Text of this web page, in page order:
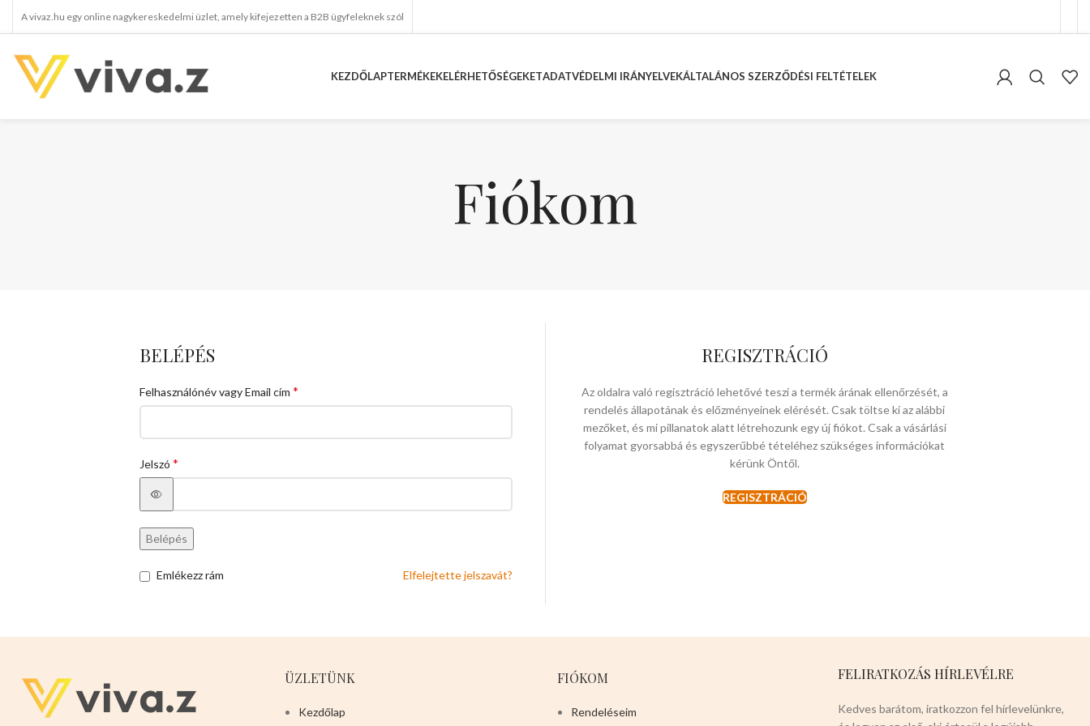
A vivaz.hu egy online nagykereskedelmi üzlet, amely kifejezetten a B2B ügyfeleknek szól
KEZDŐLAPTERMÉKEKELÉRHETŐSÉGEKETADATVÉDELMI IRÁNYELVEKÁLTALÁNOS SZERZŐDÉSI FELTÉTELEK
Fiókom
BELÉPÉS
Felhasználónév vagy Email cím *
Jelszó *
Belépés
Elfelejtette jelszavát?
Emlékezz rám
REGISZTRÁCIÓ
Az oldalra való regisztráció lehetővé teszi a termék árának ellenőrzését, a
rendelés állapotának és előzményeinek elérését. Csak töltse ki az alábbi
mezőket, és mi pillanatok alatt létrehozunk egy új fiókot. Csak a vásárlási
folyamat gyorsabbá és egyszerűbbé tételéhez szükséges információkat
kérünk Öntől.
REGISZTRÁCIÓ
ÜZLETÜNK
Kezdőlap
FIÓKOM
Rendeléseim
FELIRATKOZÁS HÍRLEVÉLRE
Kedves barátom, iratkozzon fel hírlevelünkre,